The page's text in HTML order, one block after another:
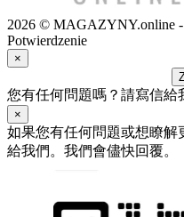
2026 © MAGAZYNY.online -
Potwierdzenie
×
您有任何問題嗎？請寫信給
×
如果您有任何問題或想瞭
給我們。我們會儘快回覆。